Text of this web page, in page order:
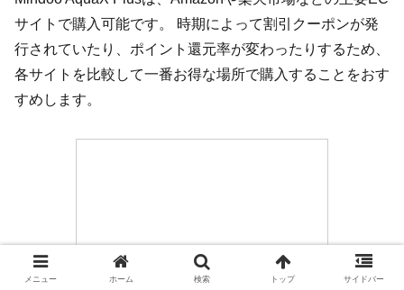
サイトで購入可能です。 時期によって割引クーポンが発
行されていたり、ポイント還元率が変わったりするため、
各サイトを比較して一番お得な場所で購入することをおす
すめします。
メニュー ホーム 検索 トップ サイドバー